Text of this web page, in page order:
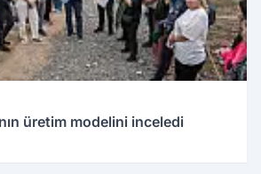
üretim modelini inceledi